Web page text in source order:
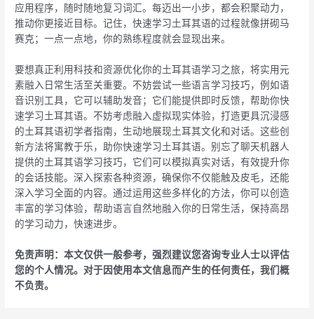
应用程序，随时随地复习词汇。每迈出一小步，都会积聚动力，
推动你更接近目标。记住，快速学习土耳其语的过程就像拼砌马
赛克；一点一点地，你的熟练程度就会显现出来。
要想真正利用科技和资源优化你的土耳其语学习之旅，将实用元
素融入日常生活至关重要。不妨尝试一些语言学习技巧，例如语
音识别工具，它可以辅助发音；它们能提供即时反馈，帮助你快
速学习土耳其语。不妨考虑融入虚拟现实体验，打造更具沉浸感
的土耳其语初学者指南，生动地展现土耳其文化和对话。这些创
新方法将寓教于乐，助你快速学习土耳其语。别忘了聊天机器人
提供的土耳其语学习技巧，它们可以模拟真实对话，有效提升你
的会话技能。深入探索各种资源，确保你不仅能触及皮毛，还能
深入学习全面的内容。通过运用这些多样化的方法，你可以创造
丰富的学习体验，帮助语言自然地融入你的日常生活，保持高昂
的学习动力，快速进步。
免责声明：本文仅供一般参考，强烈建议您咨询专业人士以评估
您的个人情况。对于因使用本文信息而产生的任何责任，我们概
不负责。